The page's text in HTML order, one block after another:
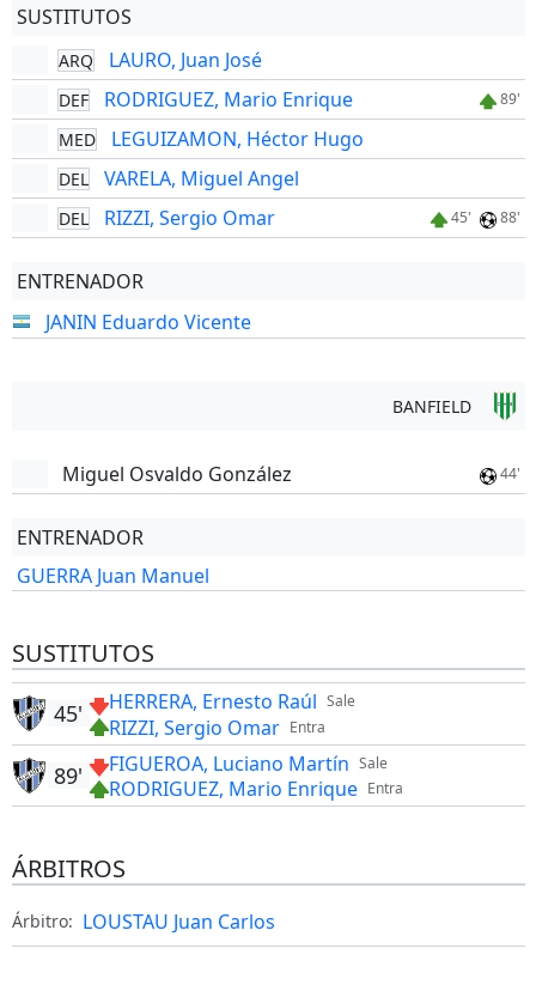
SUSTITUTOS
ARQ LAURO, Juan José
DEF RODRIGUEZ, Mario Enrique 89'
MED LEGUIZAMON, Héctor Hugo
DEL VARELA, Miguel Angel
DEL RIZZI, Sergio Omar 45' 88'
ENTRENADOR
JANIN Eduardo Vicente
BANFIELD
Miguel Osvaldo González 44'
ENTRENADOR
GUERRA Juan Manuel
SUSTITUTOS
Sale
HERRERA, Ernesto Raúl
Entra
RIZZI, Sergio Omar
45'
Sale
FIGUEROA, Luciano Martín
Entra
RODRIGUEZ, Mario Enrique
89'
ÁRBITROS
Árbitro: LOUSTAU Juan Carlos